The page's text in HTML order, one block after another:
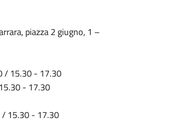
piazza 2 giugno, 1 –
/ 15.30 - 17.30
- 17.30
/ 15.30 - 17.30